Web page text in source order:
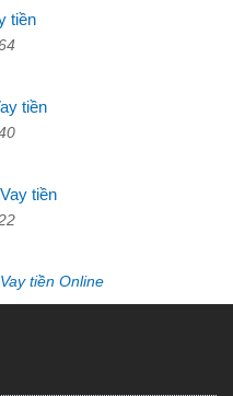
tiền
tiền
tiền
Vay tiền Online